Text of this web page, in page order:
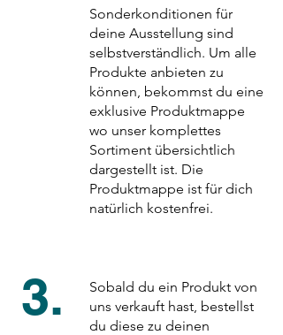
Sonderkonditionen für
deine Ausstellung sind
selbstverständlich. Um alle
Produkte anbieten zu
können, bekommst du eine
exklusive Produktmappe
wo unser komplettes
Sortiment übersichtlich
dargestellt ist. Die
Produktmappe ist für dich
natürlich kostenfrei.
3.
Sobald du ein Produkt von
uns verkauft hast, bestellst
du diese zu deinen